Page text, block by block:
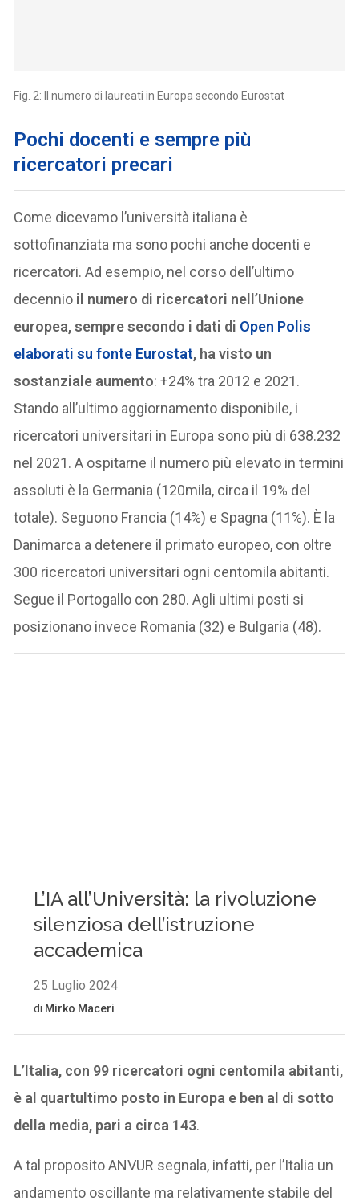
Fig. 2: Il numero di laureati in Europa secondo Eurostat
Pochi docenti e sempre più
ricercatori precari
Come dicevamo l’università italiana è
sottofinanziata ma sono pochi anche docenti e
ricercatori. Ad esempio, nel corso dell’ultimo
decennio il numero di ricercatori nell’Unione
europea, sempre secondo i dati di Open Polis
elaborati su fonte Eurostat, ha visto un
sostanziale aumento: +24% tra 2012 e 2021.
Stando all’ultimo aggiornamento disponibile, i
ricercatori universitari in Europa sono più di 638.232
nel 2021. A ospitarne il numero più elevato in termini
assoluti è la Germania (120mila, circa il 19% del
totale). Seguono Francia (14%) e Spagna (11%). È la
Danimarca a detenere il primato europeo, con oltre
300 ricercatori universitari ogni centomila abitanti.
Segue il Portogallo con 280. Agli ultimi posti si
posizionano invece Romania (32) e Bulgaria (48).
L’Italia, con 99 ricercatori ogni centomila abitanti,
è al quartultimo posto in Europa e ben al di sotto
della media, pari a circa 143.
A tal proposito ANVUR segnala, infatti, per l’Italia un
andamento oscillante ma relativamente stabile del